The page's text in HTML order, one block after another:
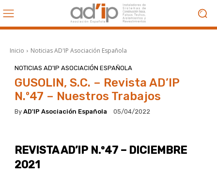
Inicio Noticias AD'IP Asociación Española
NOTICIAS AD'IP ASOCIACIÓN ESPAÑOLA
GUSOLIN, S.C. – Revista AD’IP
N.º47 – Nuestros Trabajos
By AD'IP Asociación Española 05/04/2022
REVISTA AD’IP N.º47 – DICIEMBRE
2021